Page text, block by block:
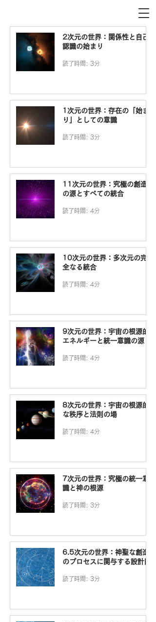
2次元の世界：関係性と自己
認識の始まり
読了時間: 3分
1次元の世界：存在の「始ま
り」としての意識
読了時間: 3分
11次元の世界：究極の創造
の源とすべての統合
読了時間: 4分
10次元の世界：多次元の完
全なる統合
読了時間: 4分
9次元の世界：宇宙の根源的
エネルギーと統一意識の源
読了時間: 4分
8次元の世界：宇宙の根源的
な秩序と法則の場
読了時間: 4分
7次元の世界：究極の統一意
識と神の根源
読了時間: 3分
6.5次元の世界：神聖な創造
のプロセスに関与する設計図
読了時間: 3分